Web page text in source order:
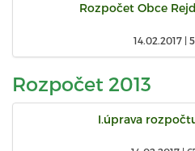
Rozpočet Obce
14.02.2017 |
Rozpočet 2013
I.úprava